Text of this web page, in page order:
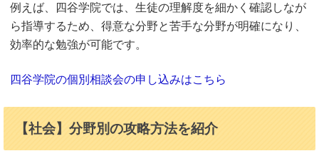
例えば、四谷学院では、生徒の理解度を細かく確認しなが
ら指導するため、得意な分野と苦手な分野が明確になり、
効率的な勉強が可能です。
四谷学院の個別相談会の申し込みはこちら
【社会】分野別の攻略方法を紹介